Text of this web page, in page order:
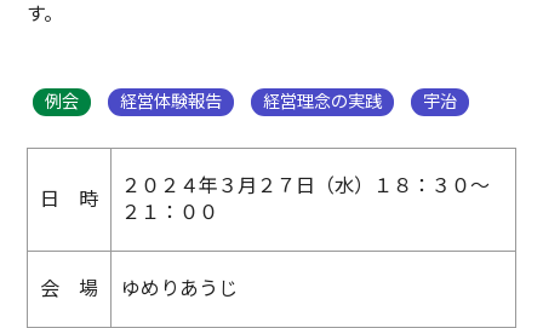
す。
例会 経営体験報告 経営理念の実践 宇治
日 時
２０２４年３月２７日（水）１８：３０～
２１：００
会 場 ゆめりあうじ